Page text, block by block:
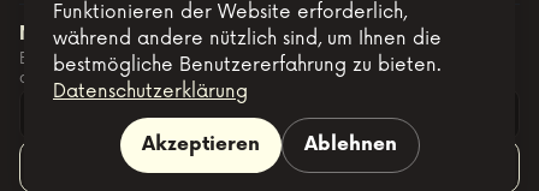
Newsletter
Erhalten Sie unsere Neuigkeiten, Angebote und Prüfungstermine
direkt in Ihre E-Mail.
Funktionieren der Website erforderlich,
während andere nützlich sind, um Ihnen die
bestmögliche Benutzererfahrung zu bieten.
Datenschutzerklärung
Akzeptieren Ablehnen